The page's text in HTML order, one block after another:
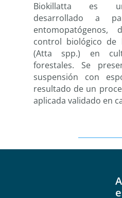
Biokillatta es
desarrollado a
control biológico de
(Atta spp.) en
forestales. Se
suspensión con
resultado de un
aplicada validado en